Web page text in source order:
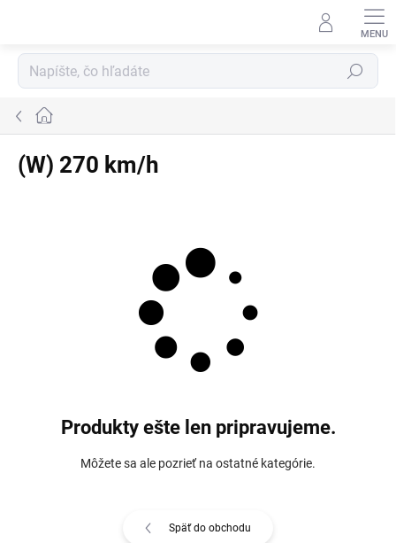
Hľadať
Domov
(W) 270 km/h
Produkty ešte len pripravujeme.
Môžete sa ale pozrieť na ostatné kategórie.
Späť do obchodu